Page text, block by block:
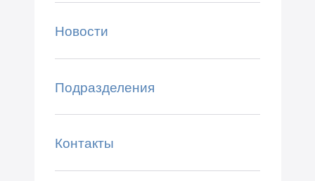
Новости
Подразделения
Контакты